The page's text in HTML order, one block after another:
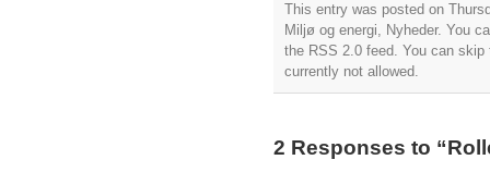
This entry was posted on
Miljø og energi, Nyheder. You
the RSS 2.0 feed. You can skip
currently not allowed.
2 Responses to